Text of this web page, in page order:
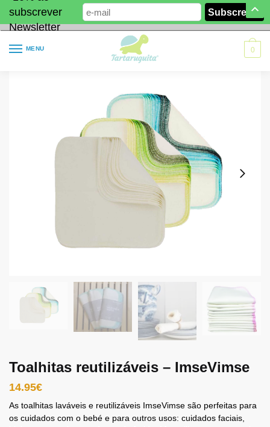
subscrever
Newsletter
MENU 0
Toalhitas reutilizáveis – ​​ImseVimse
14.95€
As toalhitas laváveis ​​e reutilizáveis ​​ImseVimse são perfeitas para
os cuidados com o bebé e para outros usos: cuidados faciais,